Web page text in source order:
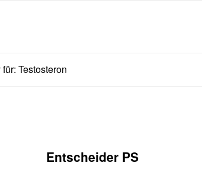
Testosteron
Entscheider PS